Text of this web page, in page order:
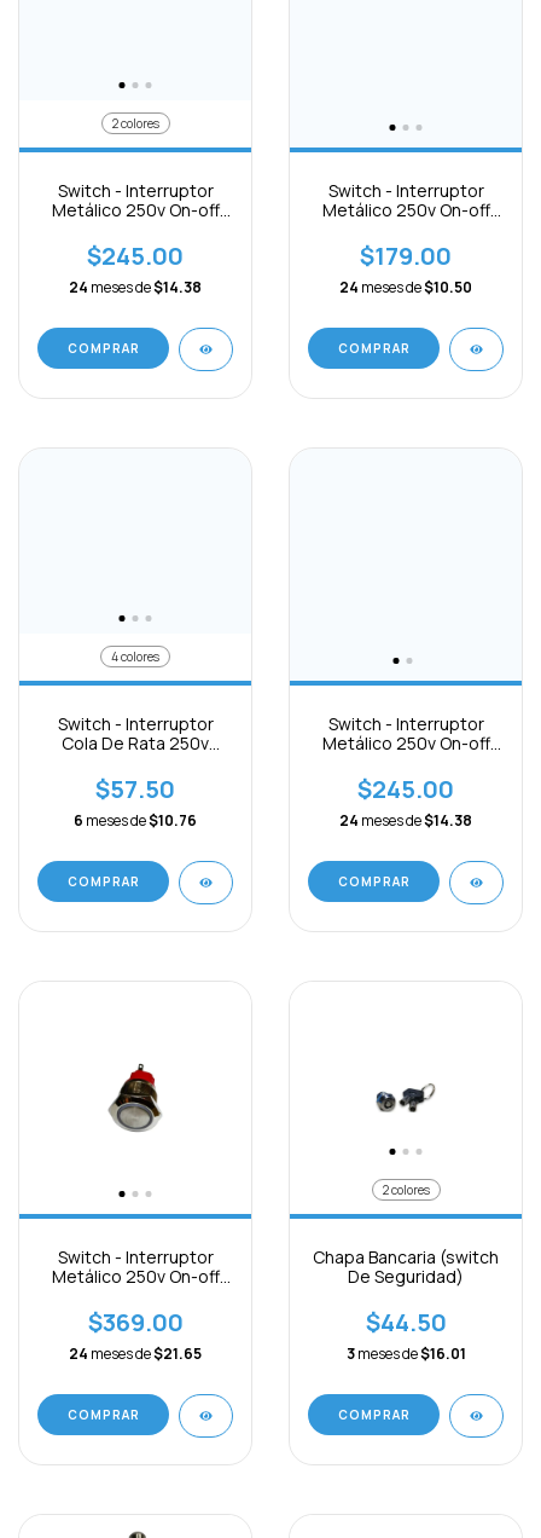
2 colores
Switch - Interruptor
Metálico 250v On-off
$245.00
24 meses de$14.38
COMPRAR
Switch - Interruptor
Metálico 250v On-off
$179.00
24 meses de$10.50
COMPRAR
4 colores
Switch - Interruptor
Cola De Rata 250v
$57.50
6 meses de$10.76
COMPRAR
Switch - Interruptor
Metálico 250v On-off
$245.00
24 meses de$14.38
COMPRAR
Switch - Interruptor
Metálico 250v On-off
$369.00
24 meses de$21.65
COMPRAR
2 colores
Chapa Bancaria (switch
De Seguridad)
$44.50
3 meses de$16.01
COMPRAR